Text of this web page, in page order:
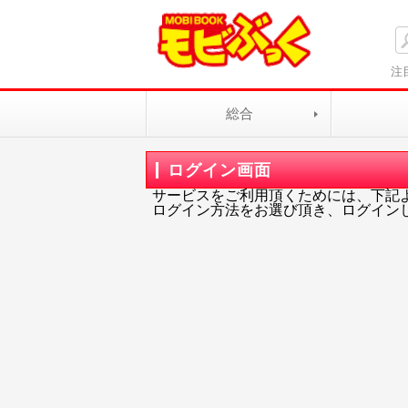
注
総合
ログイン画面
サービスをご利用頂くためには、下記
ログイン方法をお選び頂き、ログイン